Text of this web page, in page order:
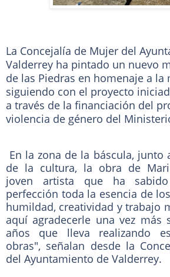
La Concejalía de Mujer del
Valderrey ha pintado un nuevo
de las Piedras en homenaje a la
siguiendo con el proyecto
a través de la financiación del
violencia de género del
En la zona de la báscula, junto
de la cultura, la obra de
joven artista que ha
perfección toda la esencia de
humildad, creatividad y trabajo
aquí agradecerle una vez más
años que lleva realizando
obras", señalan desde la
del Ayuntamiento de Valderrey.